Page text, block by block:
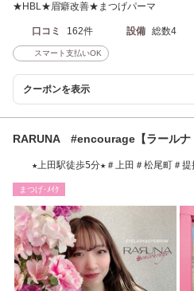
★HBL★眉癖改善★まつげパーマ
口コミ 162件 設備 総数4
スマート支払いOK
クーポンを表示
RARUNA #encourage【ラールナ
★上田駅徒歩5分★＃上田＃松尾町＃
まつげ･ﾒｲｸ